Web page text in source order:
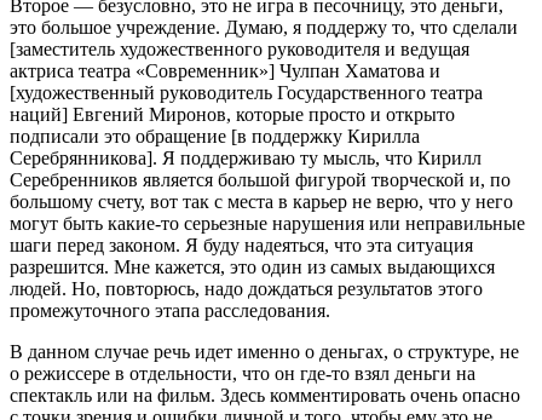
Второе — безусловно, это не игра в песочницу, это деньги,
это большое учреждение. Думаю, я поддержу то, что сделали
[заместитель художественного руководителя и ведущая
актриса театра «Современник»] Чулпан Хаматова и
[художественный руководитель Государственного театра
наций] Евгений Миронов, которые просто и открыто
подписали это обращение [в поддержку Кирилла
Серебрянникова]. Я поддерживаю ту мысль, что Кирилл
Серебренников является большой фигурой творческой и, по
большому счету, вот так с места в карьер не верю, что у него
могут быть какие-то серьезные нарушения или неправильные
шаги перед законом. Я буду надеяться, что эта ситуация
разрешится. Мне кажется, это один из самых выдающихся
людей. Но, повторюсь, надо дождаться результатов этого
промежуточного этапа расследования.
В данном случае речь идет именно о деньгах, о структуре, не
о режиссере в отдельности, что он где-то взял деньги на
спектакль или на фильм. Здесь комментировать очень опасно